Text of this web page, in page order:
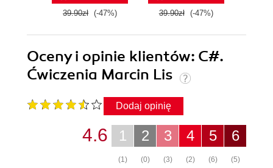
39.90zł (-47%) 39.90zł (-47%)
Oceny i opinie klientów: C#.
Ćwiczenia Marcin Lis
Dodaj opinię
6
(5)
5
(6)
4
(2)
3
(3)
2
(0)
1
(1)
4.6